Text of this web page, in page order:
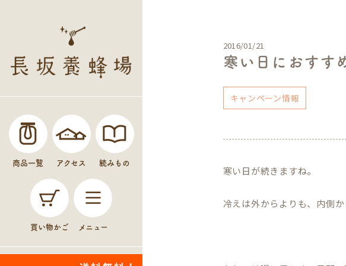
商品一覧 アクセス 読みもの
買い物かご メニュー
2016/01/21
寒い日におすす
キャンペーン情報
寒い日が続きますね。
冷えは外からよりも、内側